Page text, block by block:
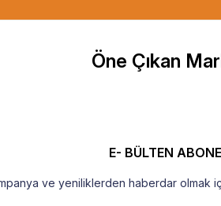
ederim.
Öne Çıkan
E- BÜLTEN
ve yeniliklerden haberdar olmak